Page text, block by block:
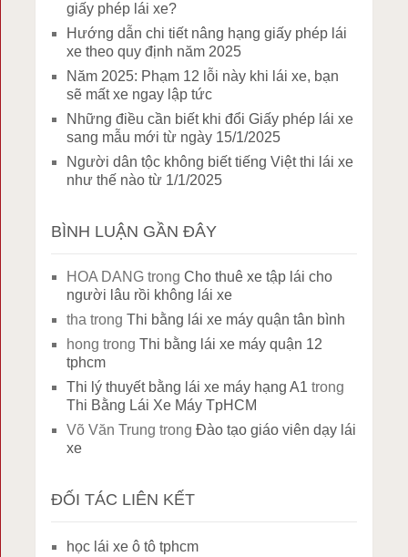
giấy phép lái xe?
Hướng dẫn chi tiết nâng hạng giấy phép lái
xe theo quy định năm 2025
Năm 2025: Phạm 12 lỗi này khi lái xe, bạn
sẽ mất xe ngay lập tức
Những điều cần biết khi đổi Giấy phép lái xe
sang mẫu mới từ ngày 15/1/2025
Người dân tộc không biết tiếng Việt thi lái xe
như thế nào từ 1/1/2025
BÌNH LUẬN GẦN ĐÂY
HOA DANG trongCho thuê xe tập lái cho
người lâu rồi không lái xe
tha trongThi bằng lái xe máy quận tân bình
hong trongThi bằng lái xe máy quận 12
tphcm
Thi lý thuyết bằng lái xe máy hạng A1 trong
Thi Bằng Lái Xe Máy TpHCM
Võ Văn Trung trongĐào tạo giáo viên dạy lái
xe
ĐỐI TÁC LIÊN KẾT
học lái xe ô tô tphcm